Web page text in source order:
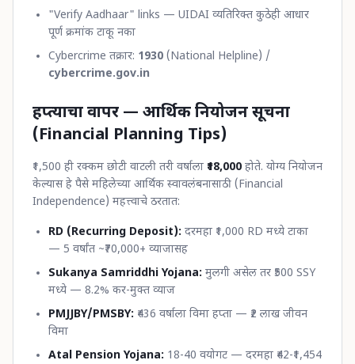
"Verify Aadhaar" links — UIDAI व्यतिरिक्त कुठेही आधार
पूर्ण क्रमांक टाकू नका
Cybercrime तक्रार: 1930 (National Helpline) /
cybercrime.gov.in
हप्त्याचा वापर — आर्थिक नियोजन सूचना
(Financial Planning Tips)
₹1,500 ही रक्कम छोटी वाटली तरी वर्षाला ₹18,000 होते. योग्य नियोजन
केल्यास हे पैसे महिलेच्या आर्थिक स्वावलंबनासाठी (Financial
Independence) महत्त्वाचे ठरतात:
RD (Recurring Deposit): दरमहा ₹1,000 RD मध्ये टाका
— 5 वर्षांत ~₹70,000+ व्याजासह
Sukanya Samriddhi Yojana: मुलगी असेल तर ₹500 SSY
मध्ये — 8.2% कर-मुक्त व्याज
PMJJBY/PMSBY: ₹436 वर्षाला विमा हप्ता — ₹2 लाख जीवन
विमा
Atal Pension Yojana: 18-40 वयोगट — दरमहा ₹42-₹1,454